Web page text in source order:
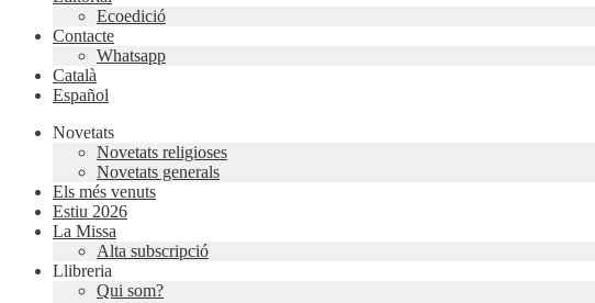
Ecoedició
Contacte
Whatsapp
Català
Español
Novetats
Novetats religioses
Novetats generals
Els més venuts
Estiu 2026
La Missa
Alta subscripció
Llibreria
Qui som?